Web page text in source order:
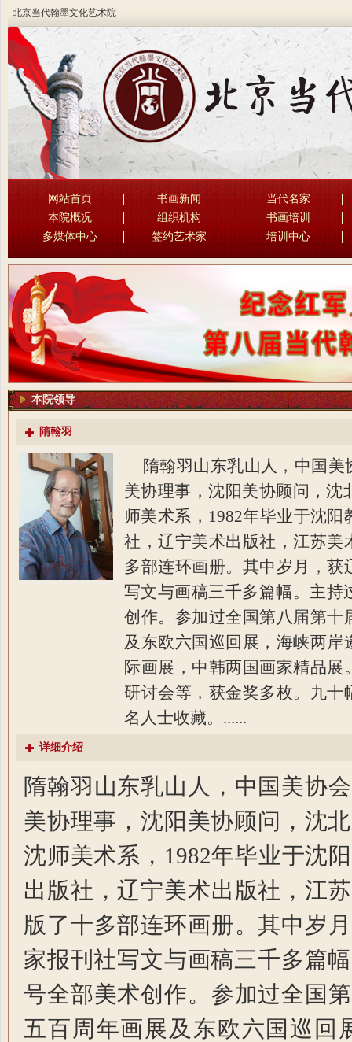
北京当代翰墨文化艺术院
网站首页 书画新闻
当代名家
本院概况
组织机构
书画培训
多媒体中心
签约艺术家 培训中心
本院领导
隋翰羽
隋翰羽山东乳山人，中国
美协理事，沈阳美协顾问，沈
师美术系，1982年毕业于沈
社，辽宁美术出版社，江苏
多部连环画册。其中岁月，
写文与画稿三千多篇幅。主持
创作。参加过全国第八届第
及东欧六国巡回展，海峡两
际画展，中韩两国画家精品
研讨会等，获金奖多枚。九
名人士收藏。......
详细介绍
隋翰羽山东乳山人，中国美协
美协理事，沈阳美协顾问，沈
沈师美术系，1982年毕业于沈
出版社，辽宁美术出版社，江
版了十多部连环画册。其中岁
家报刊社写文与画稿三千多篇
号全部美术创作。参加过全国
五百周年画展及东欧六国巡回